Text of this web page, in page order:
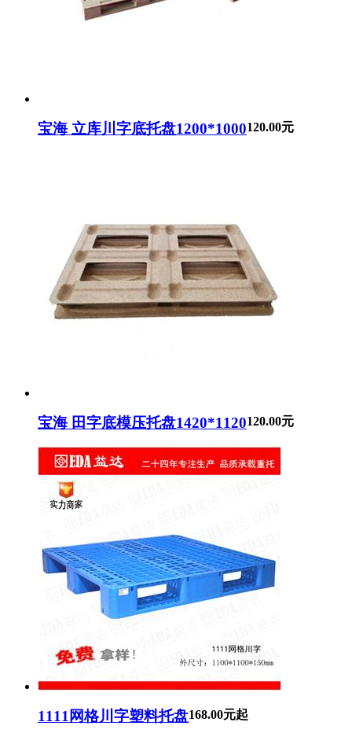
宝海 立库川字底托盘1200*1000120.00元
宝海 田字底模压托盘1420*1120120.00元
1111网格川字塑料托盘168.00元起